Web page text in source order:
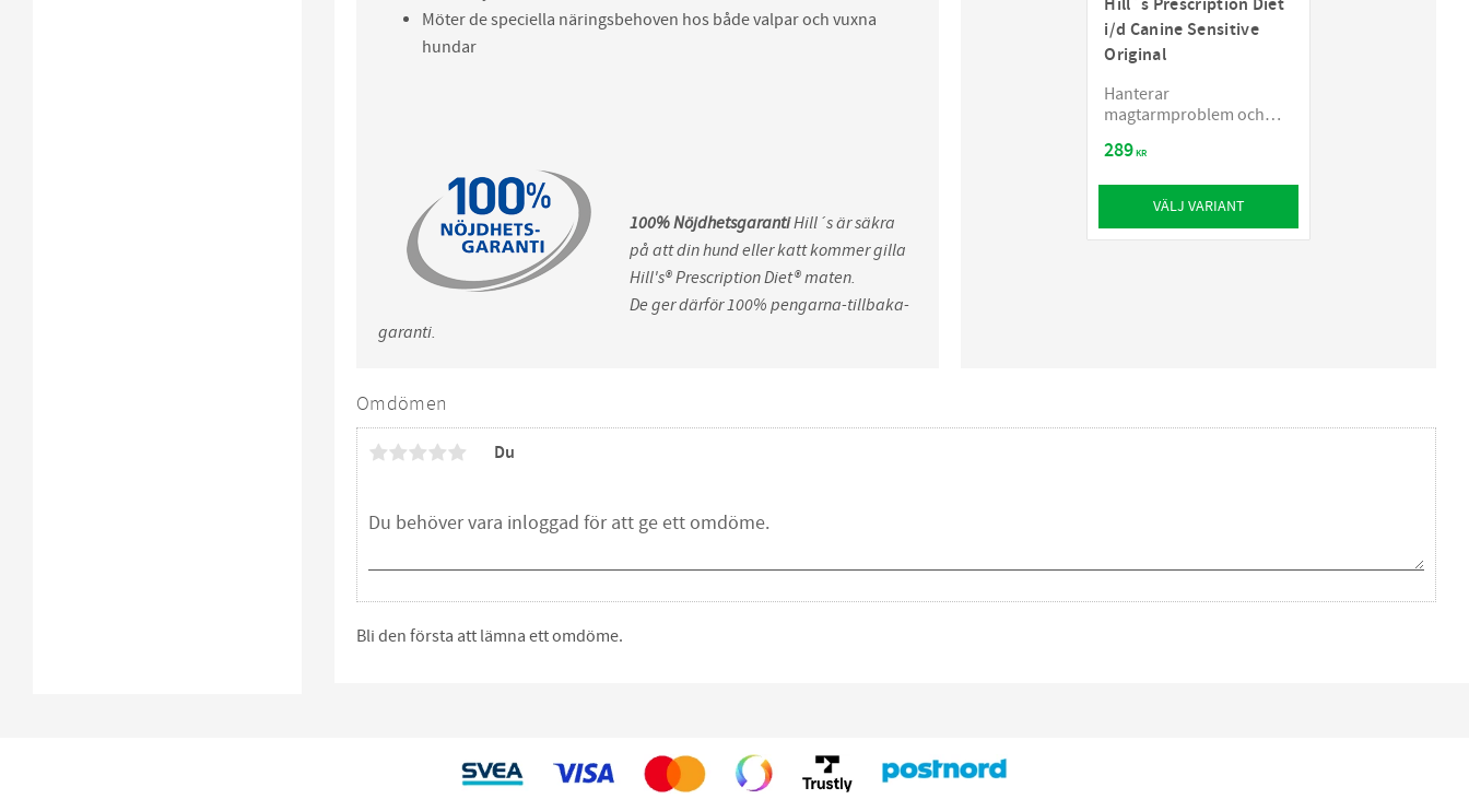
Möter de speciella näringsbehoven hos både valpar och vuxna
hundar
100% NöjdhetsgarantiHill´s är säkra
på att din hund eller katt kommer gilla
Hill's® Prescription Diet® maten.
De ger därför 100% pengarna-tillbaka-
garanti.
Omdömen
Du
Bli den första att lämna ett omdöme.
Hill´s Prescription Diet
i/d Canine Sensitive
Original
Hanterar
magtarmproblem och
289KR
VÄLJ VARIANT